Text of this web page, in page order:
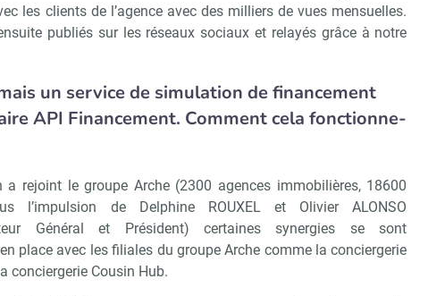
les clients de l’agence avec des milliers de vues mensuelles.
publiés sur les réseaux sociaux et relayés grâce à notre
un service de simulation de financement
API Financement. Comment cela fonctionne-
a rejoint le groupe Arche (2300 agences immobilières, 18600
l’impulsion de Delphine ROUXEL et Olivier ALONSO
Général et Président) certaines synergies se sont
place avec les filiales du groupe Arche comme la conciergerie
conciergerie Cousin Hub.